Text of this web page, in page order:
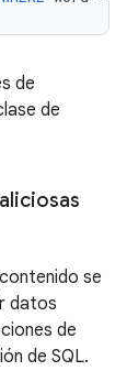
de
de
se
datos
de
de SQL.